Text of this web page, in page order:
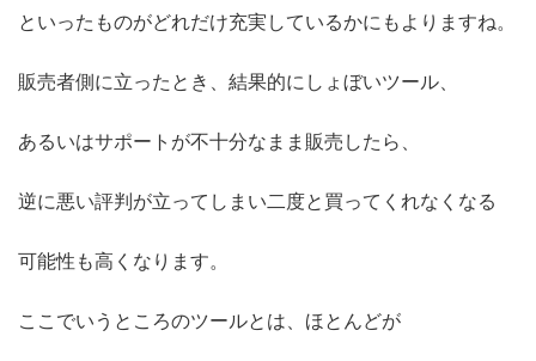
といったものがどれだけ充実しているかにもよりますね。
販売者側に立ったとき、結果的にしょぼいツール、
あるいはサポートが不十分なまま販売したら、
逆に悪い評判が立ってしまい二度と買ってくれなくなる
可能性も高くなります。
ここでいうところのツールとは、ほとんどが